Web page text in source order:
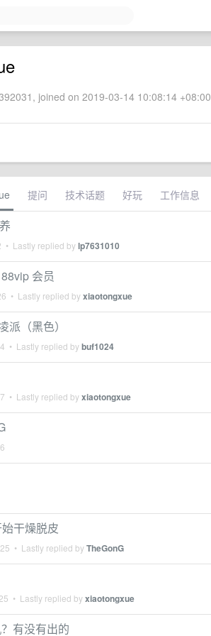
joined on 2019-03-14 10:08:14 +08:00
提问 技术话题 好玩 工作信息
• Lastly replied bylp7631010
会员
• Lastly replied byxiaotongxue
派（黑色）
• Lastly replied bybuf1024
• Lastly replied byxiaotongxue
干燥脱皮
• Lastly replied byTheGonG
• Lastly replied byxiaotongxue
有没有出的